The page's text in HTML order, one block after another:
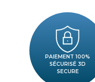
PAIEMENT 100%
SÉCURISÉ 3D
SECURE